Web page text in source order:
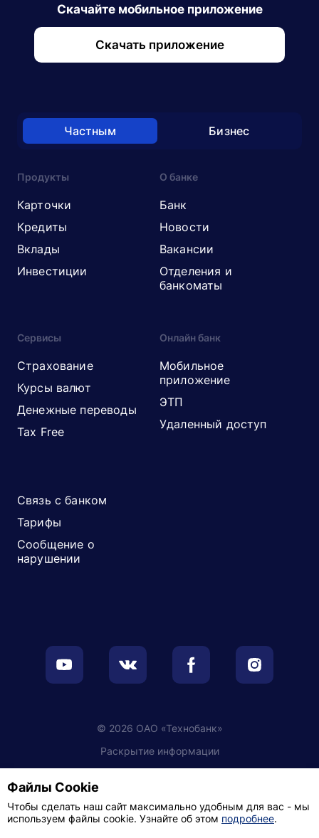
Скачайте мобильное приложение
Скачать приложение
Частным Бизнес
Продукты
Карточки
Кредиты
Вклады
Инвестиции
О банке
Банк
Новости
Вакансии
Отделения и
банкоматы
Сервисы
Страхование
Курсы валют
Денежные переводы
Tax Free
Онлайн банк
Мобильное
приложение
ЭТП
Удаленный доступ
Связь с банком
Тарифы
Сообщение о
нарушении
© 2026 ОАО «Технобанк»
Раскрытие информации
Политика видеонаблюдения
Файлы Cookie
Чтобы сделать наш сайт максимально удобным для вас - мы
используем файлы cookie. Узнайте об этом подробнее.